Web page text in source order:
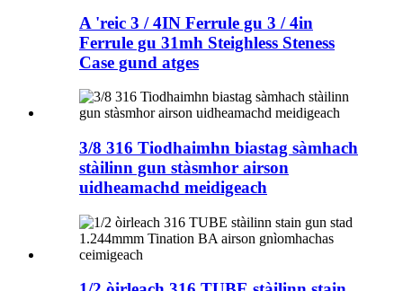
A 'reic 3 / 4IN Ferrule gu 3 / 4in
Ferrule gu 31mh Steighless Steness
Case gund atges
3/8 316 Tiodhaimhn biastag sàmhach
stàilinn gun stàsmhor airson
uidheamachd meidigeach